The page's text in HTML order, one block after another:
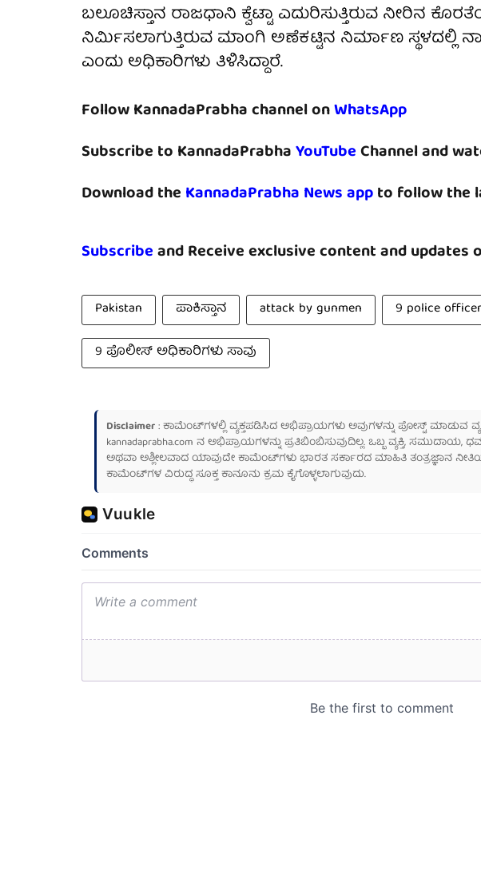
ಬಲೂಚಿಸ್ತಾನ ರಾಜಧಾನಿ ಕ್ವೆಟ್ಟಾ ಎದುರಿಸುತ್ತಿರುವ ನೀರಿನ
ನಿರ್ಮಿಸಲಾಗುತ್ತಿರುವ ಮಾಂಗಿ ಅಣೆಕಟ್ಟಿನ ನಿರ್ಮಾಣ ಸ್ಥಳದಲ್ಲಿ
ಎಂದು ಅಧಿಕಾರಿಗಳು ತಿಳಿಸಿದ್ದಾರೆ.
Follow KannadaPrabha channel onWhatsApp
Subscribe to KannadaPrabhaYouTubeChannel and
Download the KannadaPrabha News appto follow the
Subscribeand Receive exclusive content and
Pakistan ಪಾಕಿಸ್ತಾನ attack by gunmen 9 police
9 ಪೊಲೀಸ್ ಅಧಿಕಾರಿಗಳು ಸಾವು
Disclaimer: ಕಾಮೆಂಟ್‌ಗಳಲ್ಲಿ ವ್ಯಕ್ತಪಡಿಸಿದ ಅಭಿಪ್ರಾಯಗಳು ಅವುಗಳನ್ನು ಪೋಸ್ಟ್ ಮಾಡುವ
kannadaprabha.com ನ ಅಭಿಪ್ರಾಯಗಳನ್ನು ಪ್ರತಿಬಿಂಬಿಸುವುದಿಲ್ಲ. ಒಬ್ಬ ವ್ಯಕ್ತಿ, ಸಮುದಾಯ,
ಅಥವಾ ಅಶ್ಲೀಲವಾದ ಯಾವುದೇ ಕಾಮೆಂಟ್‌ಗಳು ಭಾರತ ಸರ್ಕಾರದ ಮಾಹಿತಿ ತಂತ್ರಜ್ಞಾನ
ಕಾಮೆಂಟ್‌ಗಳ ವಿರುದ್ಧ ಸೂಕ್ತ ಕಾನೂನು ಕ್ರಮ ಕೈಗೊಳ್ಳಲಾಗುವುದು.